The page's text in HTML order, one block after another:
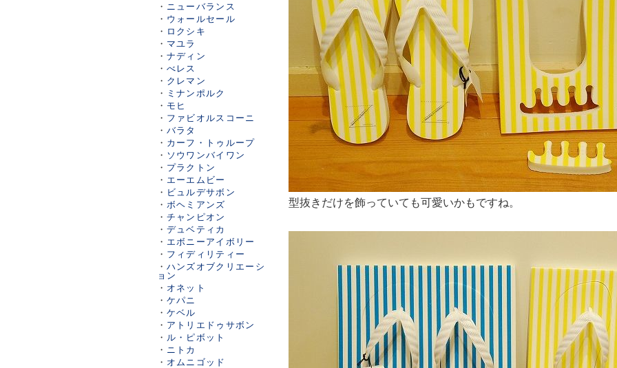
・ ニューバランス
・ ウォールセール
・ ロクシキ
・ マユラ
・ ナディン
・ べレス
・ クレマン
・ ミナンポルク
・ モヒ
・ ファビオルスコーニ
・ バラタ
・ カーフ・トゥループ
・ ソウワンバイワン
・ プラクトン
・ エーエムビー
・ ビュルデサボン
・ ボヘミアンズ
・ チャンピオン
・ デュベティカ
・ エボニーアイボリー
・ フィディリティー
・ ハンズオブクリエーシ
ョン
・ オネット
・ ケパニ
・ ケベル
・ アトリエドゥサボン
・ ル・ピボット
・ ニトカ
・ オムニゴッド
型抜きだけを飾っていても可愛いかもですね。